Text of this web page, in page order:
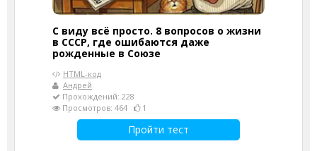
С виду всё просто. 8 вопросов о жизни
в СССР, где ошибаются даже
рожденные в Союзе
HTML-код
Андрей
Прохождений: 228
Просмотров: 464
1
Пройти тест